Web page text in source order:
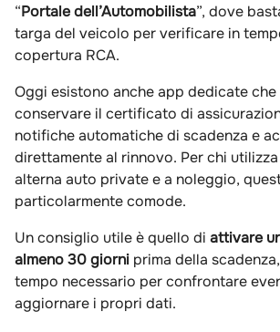
“Portale dell’Automobilista”, dove
targa del veicolo per verificare in
copertura RCA.
Oggi esistono anche app dedicate
conservare il certificato di
notifiche automatiche di scadenza e
direttamente al rinnovo. Per chi
alterna auto private e a noleggio,
particolarmente comode.
Un consiglio utile è quello di attivare
almeno 30 giorni prima della
tempo necessario per confrontare
aggiornare i propri dati.